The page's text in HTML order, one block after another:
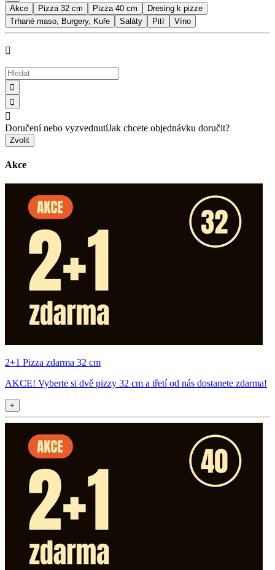
Akce
Pizza 32 cm Pizza 40 cm
Dresing k pizze
Trhané maso, Burgery, Kuře
Saláty Pití Víno




Doručení nebo vyzvednutíJak chcete objednávku doručit?
Zvolit
Akce
2+1 Pizza zdarma 32 cm
AKCE! Vyberte si dvě pizzy 32 cm a třetí od nás dostanete zdarma!
+